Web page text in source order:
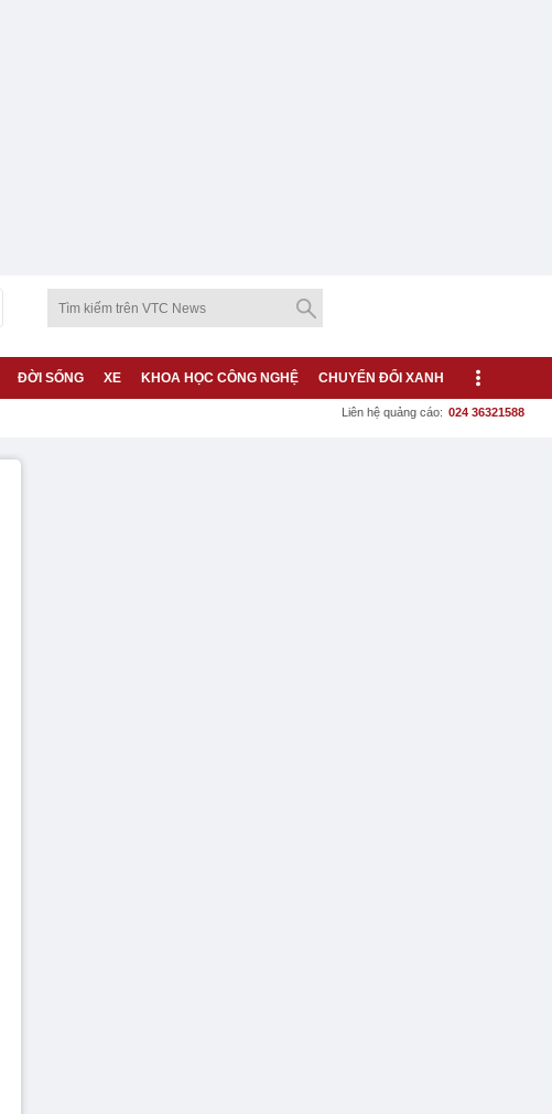
ĐỜI SỐNG XE KHOA HỌC CÔNG NGHỆ CHUYỂN ĐỔI XANH
Liên hệ quảng cáo: 024 36321588